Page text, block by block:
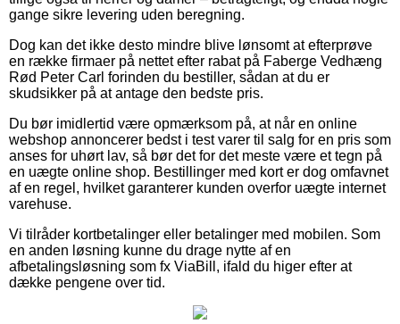
gange sikre levering uden beregning.
Dog kan det ikke desto mindre blive lønsomt at efterprøve
en række firmaer på nettet efter rabat på Faberge Vedhæng
Rød Peter Carl forinden du bestiller, sådan at du er
skudsikker på at antage den bedste pris.
Du bør imidlertid være opmærksom på, at når en online
webshop annoncerer bedst i test varer til salg for en pris som
anses for uhørt lav, så bør det for det meste være et tegn på
en uægte online shop. Bestillinger med kort er dog omfavnet
af en regel, hvilket garanterer kunden overfor uægte internet
varehuse.
Vi tilråder kortbetalinger eller betalinger med mobilen. Som
en anden løsning kunne du drage nytte af en
afbetalingsløsning som fx ViaBill, ifald du higer efter at
dække pengene over tid.